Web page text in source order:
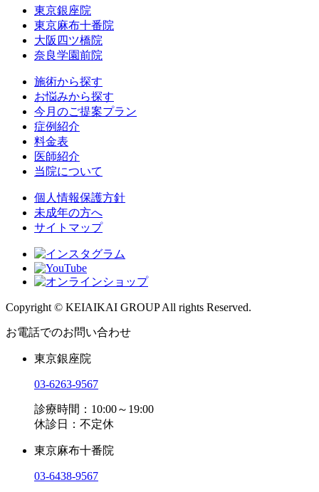
東京銀座院
東京麻布十番院
大阪四ツ橋院
奈良学園前院
施術から探す
お悩みから探す
今月のご提案プラン
症例紹介
料金表
医師紹介
当院について
個人情報保護方針
未成年の方へ
サイトマップ
Copyright © KEIAIKAI GROUP All rights Reserved.
お電話でのお問い合わせ
東京銀座院
03-6263-9567
診療時間：10:00～19:00
休診日：不定休
東京麻布十番院
03-6438-9567